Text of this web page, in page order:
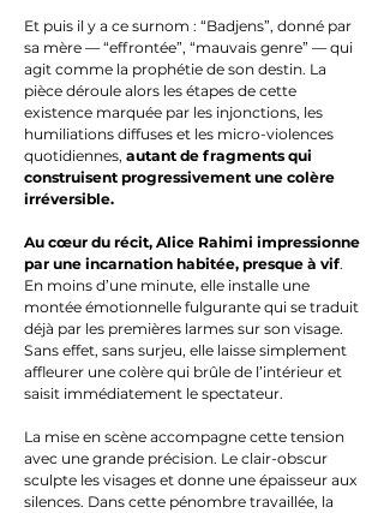
Et puis il y a ce surnom : “Badjens”, donné par
sa mère — “effrontée”, “mauvais genre” — qui
agit comme la prophétie de son destin. La
pièce déroule alors les étapes de cette
existence marquée par les injonctions, les
humiliations diffuses et les micro-violences
quotidiennes, autant de fragments qui
construisent progressivement une colère
irréversible.
Au cœur du récit, Alice Rahimi impressionne
par une incarnation habitée, presque à vif.
En moins d’une minute, elle installe une
montée émotionnelle fulgurante qui se traduit
déjà par les premières larmes sur son visage.
Sans effet, sans surjeu, elle laisse simplement
affleurer une colère qui brûle de l’intérieur et
saisit immédiatement le spectateur.
La mise en scène accompagne cette tension
avec une grande précision. Le clair-obscur
sculpte les visages et donne une épaisseur aux
silences. Dans cette pénombre travaillée, la